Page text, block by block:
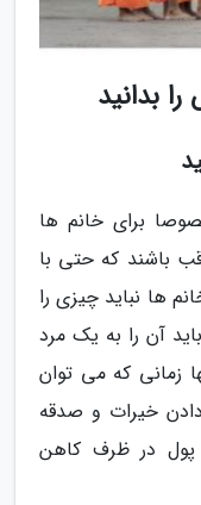
بدانید
برای خانم ها
باشند که حتی با
ها نباید چیزی را
آن را به یک مرد
زمانی که می توان
خیرات و صدقه
پول در ظرف کاهن